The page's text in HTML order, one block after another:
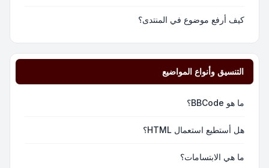
كيف أرفع موضوع في المنتدى؟
التنسيق وأنواع المواضيع
ما هو BBCode؟
هل أستطيع استعمال HTML؟
ما هي الابتسامات؟